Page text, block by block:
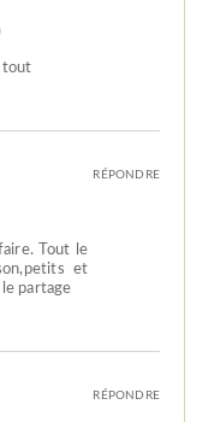
tout
Tout le
et
partage
RÉPONDRE
RÉPONDRE